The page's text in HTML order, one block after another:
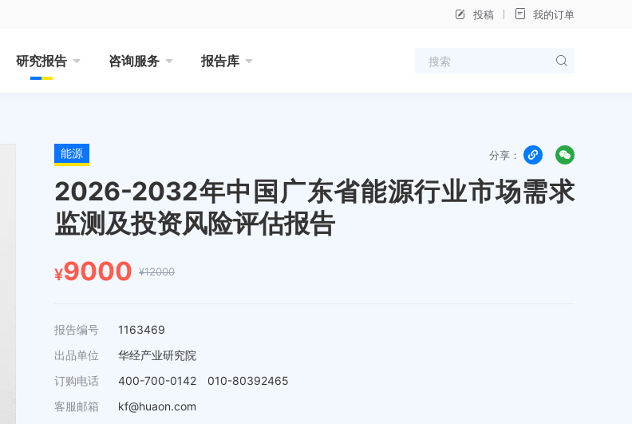
投稿 我的订单
研究报告 咨询服务 报告库
能源 分享：
2026-2032年中国广东省能源行业市场需求
监测及投资风险评估报告
¥9000 ¥12000
报告编号
1163469
出品单位
华经产业研究院
订购电话
400-700-0142 010-80392465
客服邮箱
kf@huaon.com